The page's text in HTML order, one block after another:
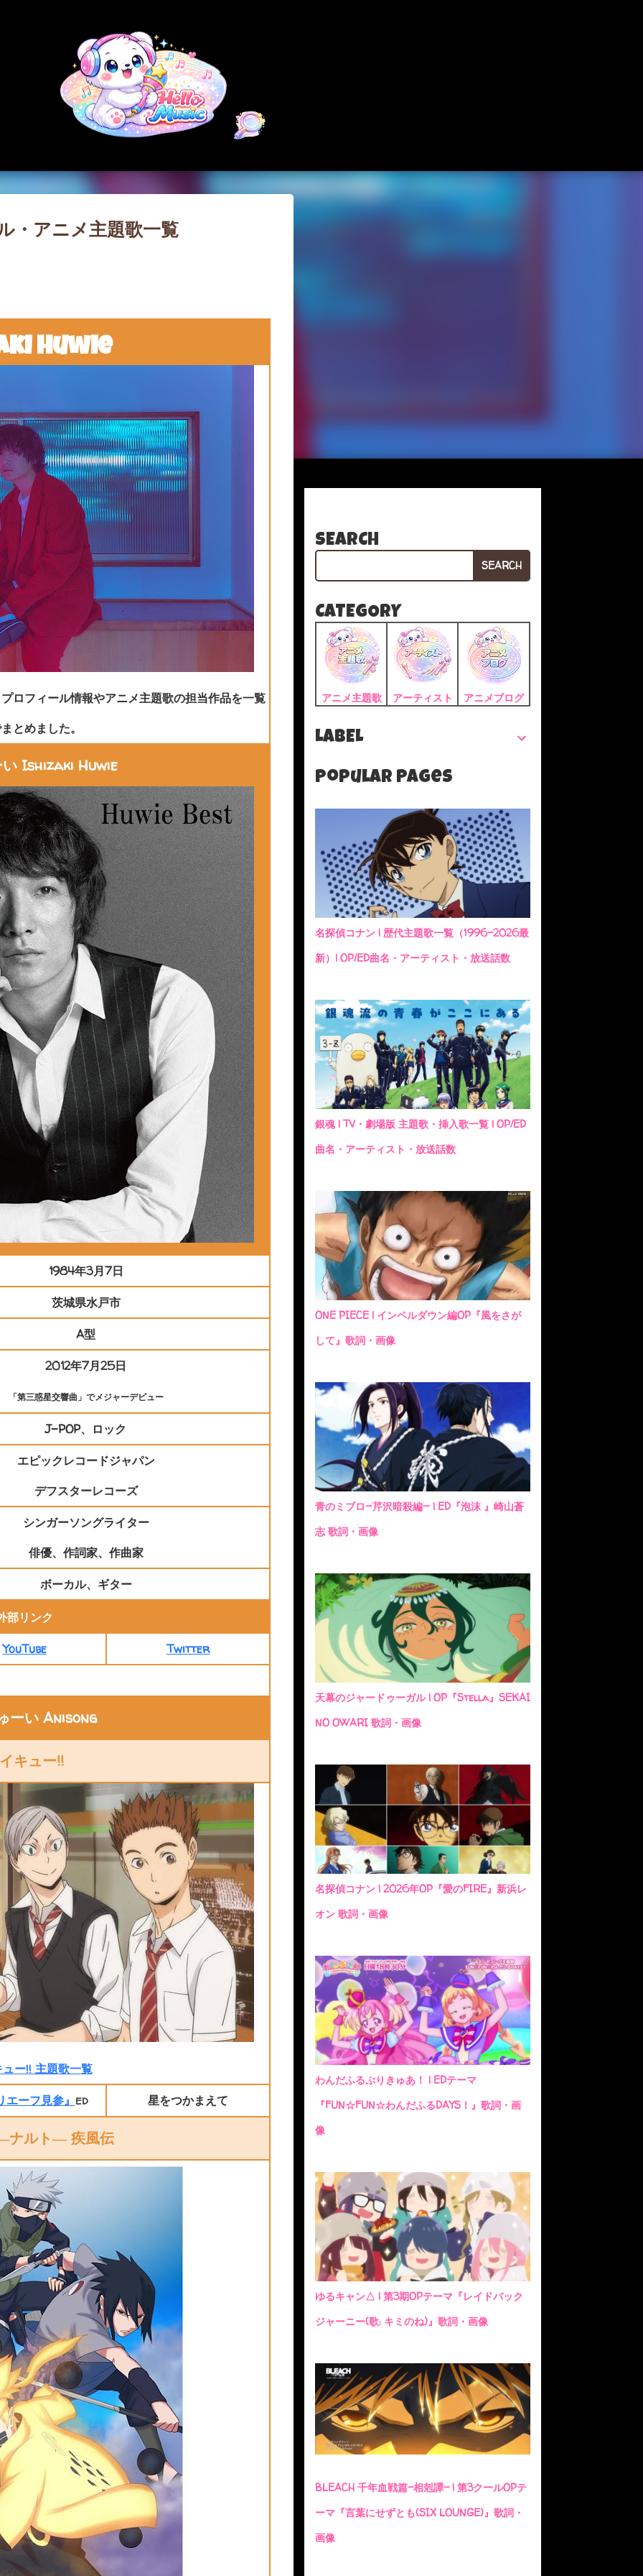
・アニメ主題歌一覧
Huwie
ロフィール情報やアニメ主題歌の担当作品を一覧
とめました。
Ishizaki Huwie
1984年3月7日
茨城県水戸市
A型
2012年7月25日
「第三惑星交響曲」でメジャーデビュー
J-POP、ロック
エピックレコードジャパン
デフスターレコーズ
シンガーソングライター
俳優、作詞家、作曲家
ボーカル、ギター
部リンク
YouTube
Twitter
ーい Anisong
キュー!!
ー!! 主題歌一覧
エーフ見参』 ED 星をつかまえて
ナルト― 疾風伝
SEARCH
SEARCH
CATEGORY
アニメ主題歌 アーティスト アニメブログ
LABEL
Popular Pages
名探偵コナン | 歴代主題歌一覧（1996-2026最
新）| OP/ED曲名・アーティスト・放送話数
銀魂 | TV・劇場版 主題歌・挿入歌一覧 | OP/ED
曲名・アーティスト・放送話数
ONE PIECE | インペルダウン編OP『風をさが
して』歌詞・画像
青のミブロ—芹沢暗殺編— | ED『泡沫 』崎山蒼
志 歌詞・画像
天幕のジャードゥーガル | OP『Stella』SEKAI
NO OWARI 歌詞・画像
名探偵コナン | 2026年OP『愛のFIRE』新浜レ
オン 歌詞・画像
わんだふるぷりきゅあ！ | EDテーマ
『FUN☆FUN☆わんだふるDAYS！』歌詞・画
像
ゆるキャン△ | 第3期OPテーマ『レイドバック
ジャーニー(歌: キミのね)』歌詞・画像
BLEACH 千年血戦篇-相剋譚- | 第3クールOPテ
ーマ『言葉にせずとも(SIX LOUNGE)』歌詞・
画像